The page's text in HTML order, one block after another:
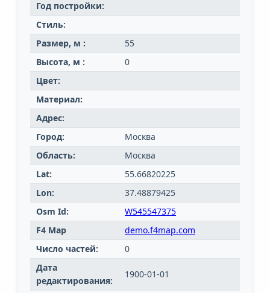
Год постройки:
Стиль:
Размер, м :
55
Высота, м :
0
Цвет:
Материал:
Адрес:
Город:
Москва
Область:
Москва
Lat:
55.66820225
Lon:
37.48879425
Osm Id:
W545547375
F4 Map
demo.f4map.com
Число частей:
0
Дата
редактирования:
1900-01-01